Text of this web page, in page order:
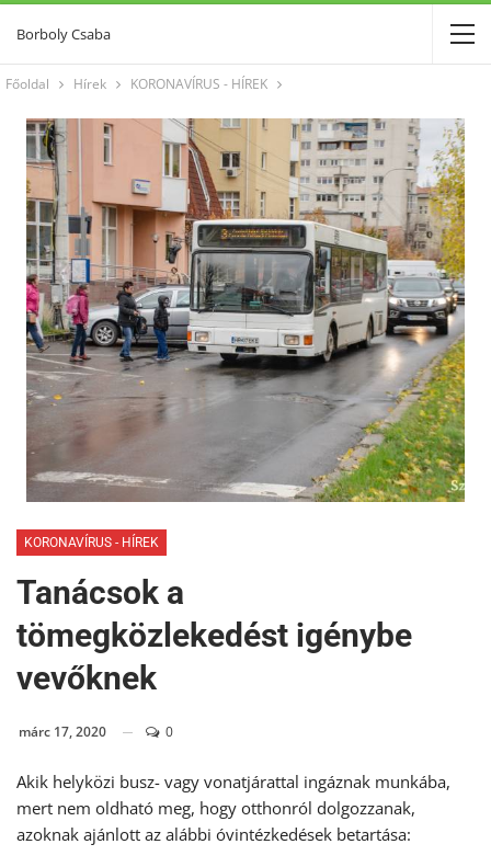
Borboly Csaba
Főoldal Hírek KORONAVÍRUS - HÍREK
KORONAVÍRUS - HÍREK
Tanácsok a
tömegközlekedést igénybe
vevőknek
márc 17, 2020 0
Akik helyközi busz- vagy vonatjárattal ingáznak munkába,
mert nem oldható meg, hogy otthonról dolgozzanak,
azoknak ajánlott az alábbi óvintézkedések betartása: